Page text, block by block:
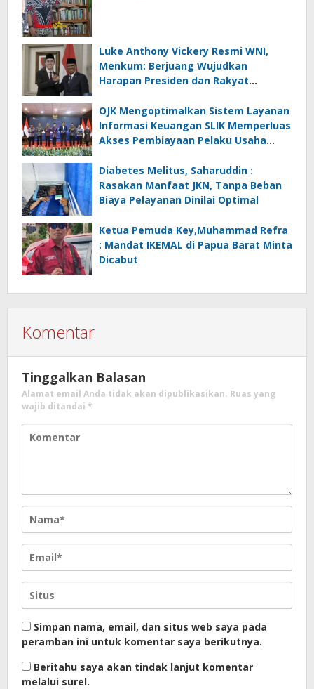
Luke Anthony Vickery Resmi WNI,
Menkum: Berjuang Wujudkan
Harapan Presiden dan Rakyat
OJK Mengoptimalkan Sistem Layanan
Informasi Keuangan SLIK Memperluas
Akses Pembiayaan Pelaku Usaha
Diabetes Melitus, Saharuddin :
Rasakan Manfaat JKN, Tanpa Beban
Biaya Pelayanan Dinilai Optimal
Ketua Pemuda Key,Muhammad Refra
: Mandat IKEMAL di Papua Barat Minta
Dicabut
Komentar
Tinggalkan Balasan
Alamat email Anda tidak akan dipublikasikan. Ruas yang
wajib ditandai *
Simpan nama, email, dan situs web saya pada
peramban ini untuk komentar saya berikutnya.
Beritahu saya akan tindak lanjut komentar
melalui surel.